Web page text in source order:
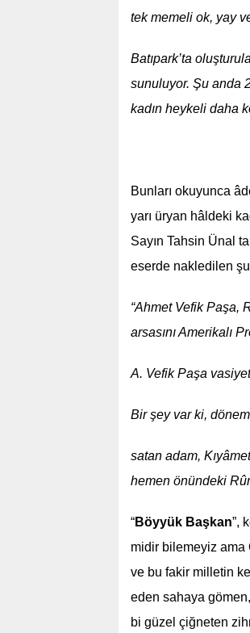
tek memeli ok, yay
Batıpark’ta
sunuluyor. Şu anda
kadın heykeli daha
* - * - *
Bunları okuyunca
yarı üryan hâldeki
Sayın Tahsin Ünal
eserde nakledilen
“Ahmet Vefik Paşa,
arsasını Amerikalı
A. Vefik Paşa
Bir şey var ki,
satan adam,
hemen önündeki
“Böyyük Başkan”,
midir bilemeyiz ama
ve bu fakir milletin
eden sahaya
bi güzel çiğneten